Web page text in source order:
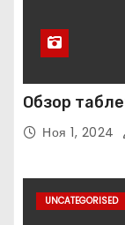
Обзор
Ноя 1, 2024
UNCATEGORISED